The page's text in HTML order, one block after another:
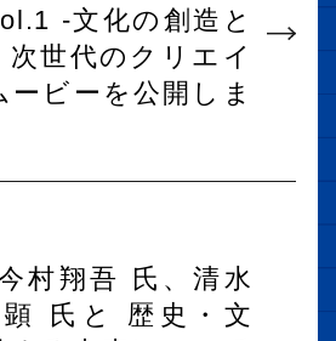
-文化の創造と
次世代のクリエイ
ービーを公開しま
村翔吾 氏、清水
氏と 歴史・文